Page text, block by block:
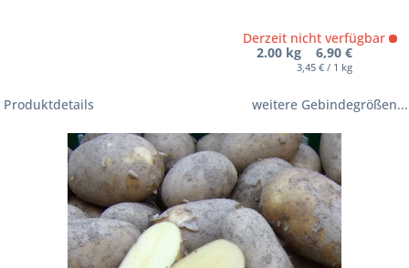
Derzeit nicht verfügbar
2.00 kg 6,90 €
3,45 € / 1 kg
Produktdetails weitere Gebindegrößen...